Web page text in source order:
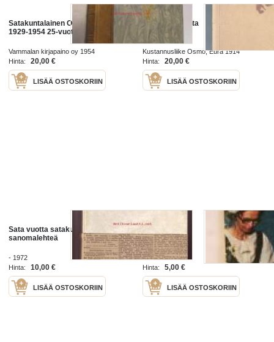
Satakuntalainen Osakunta XVI
1929-1954 25-vuotiskatsaus
Vammalan kirjapaino oy 1954
Hinta:
20,00 €
LISÄÄ OSTOSKORIIN
Nuori Satakunta
Kustannusliike Osmo, Eura 1914
Hinta:
20,00 €
LISÄÄ OSTOSKORIIN
Sata vuotta satakuntalaista
sanomalehteä
- 1972
Hinta:
10,00 €
LISÄÄ OSTOSKORIIN
Satakunta
1974
Hinta:
5,00 €
LISÄÄ OSTOSKORIIN